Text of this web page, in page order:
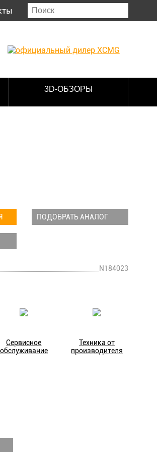
3D-ОБЗОРЫ
ПОДОБРАТЬ АНАЛОГ
N184023
Сервисное
обслуживание
Техника от
производителя